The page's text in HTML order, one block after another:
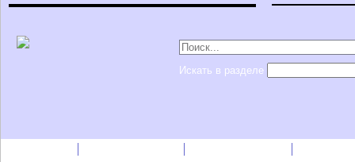
Искать в разделе